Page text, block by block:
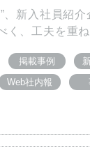
、新入社員紹
く、工夫を重
掲載事例
Web社内報